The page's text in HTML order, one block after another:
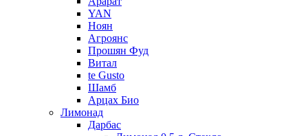
YAN
Ноян
Агроянс
Прошян Фуд
Витал
te Gusto
Шамб
Арцах Био
Лимонад
Дарбас